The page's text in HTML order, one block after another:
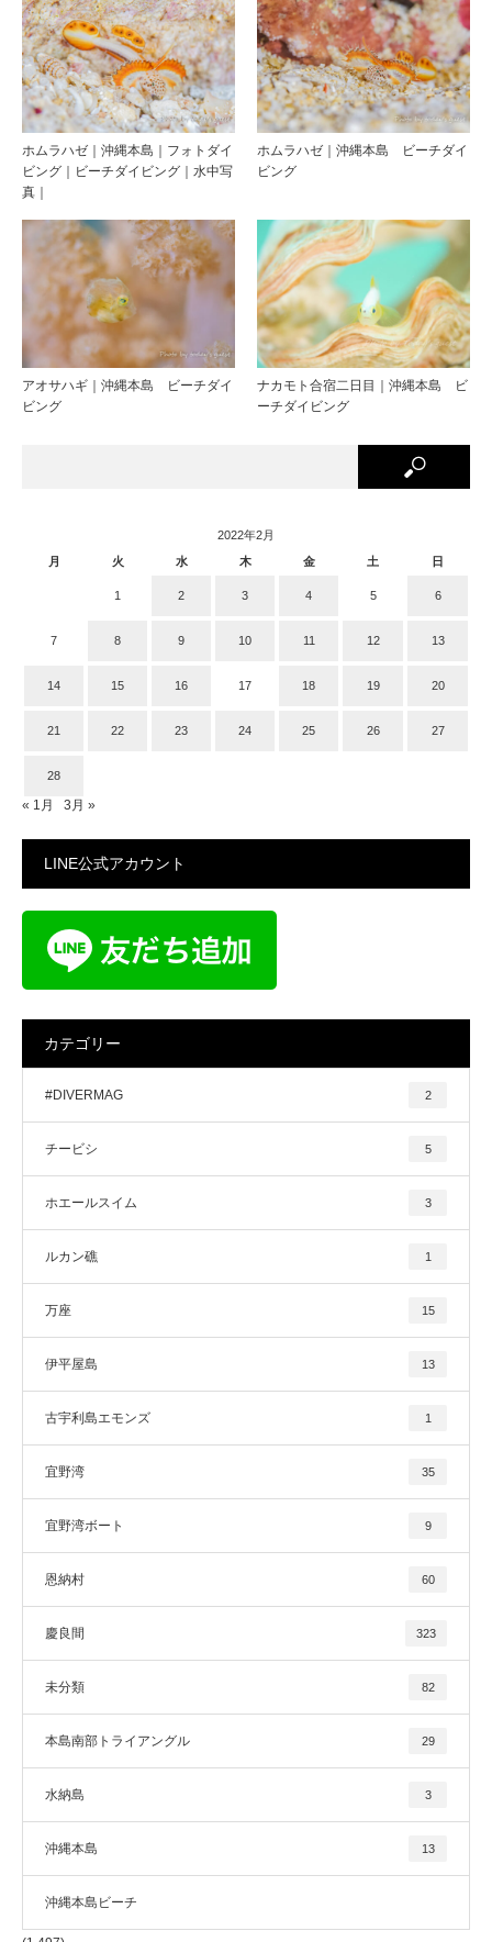
ホムラハゼ｜沖縄本島｜フォトダイ
ビング｜ビーチダイビング｜水中写
真｜
ホムラハゼ｜沖縄本島 ビーチダイ
ビング
アオサハギ｜沖縄本島 ビーチダイ
ビング
ナカモト合宿二日目｜沖縄本島 ビ
ーチダイビング
2022年2月
月
火 水 木 金 土 日
1 2 3 4 5 6
7 8 9 10 11 12 13
14 15 16 17 18 19 20
21 22 23 24 25 26 27
28
« 1月 3月 »
LINE公式アカウント
カテゴリー
#DIVERMAG 2
チービシ 5
ホエールスイム 3
ルカン礁 1
万座 15
伊平屋島 13
古宇利島エモンズ 1
宜野湾 35
宜野湾ボート 9
恩納村 60
慶良間 323
未分類 82
本島南部トライアングル 29
水納島 3
沖縄本島 13
沖縄本島ビーチ